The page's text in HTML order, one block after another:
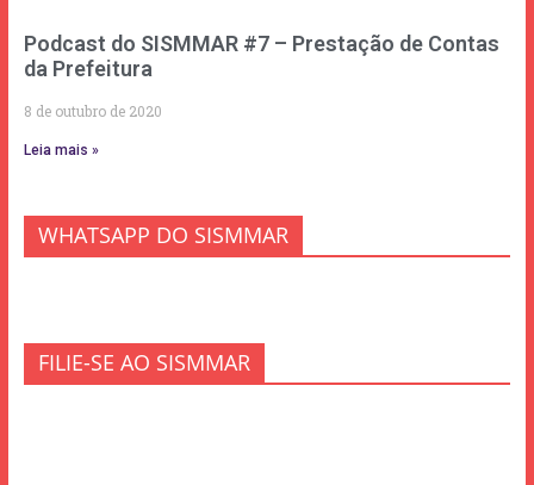
Podcast do SISMMAR #7 – Prestação de Contas
da Prefeitura
8 de outubro de 2020
Leia mais »
WHATSAPP DO SISMMAR
FILIE-SE AO SISMMAR